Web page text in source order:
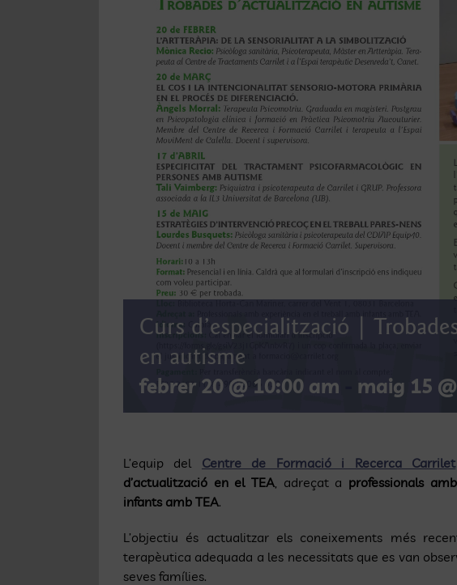
Curs d’especialització |
en autisme
febrer 20 @ 10:00 am maig 15
L’equip del Centre de Formació i Recerca Carrilet
d’actualització en el TEA, adreçat a professionals
infants amb TEA.
L’objectiu és actualitzar els coneixements més
terapèutica adequada a les necessitats que es van
seves famílies.